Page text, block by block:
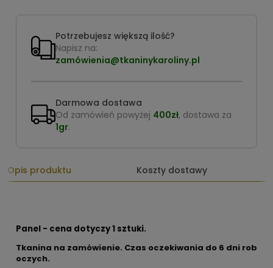
Potrzebujesz większą ilość?
Napisz na:
zamówienia@tkaninykaroliny.pl
Darmowa dostawa
Od zamówień powyżej 400zł, dostawa za
1gr.
Opis produktu Koszty dostawy
Panel - cena dotyczy 1 sztuki.
Tkanina na zamówienie. Czas oczekiwania do 6 dni rob
oczych.